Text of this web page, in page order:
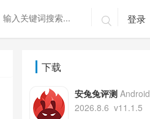
 登录
下载
安兔兔评测 Android
2026.8.6 v11.1.5